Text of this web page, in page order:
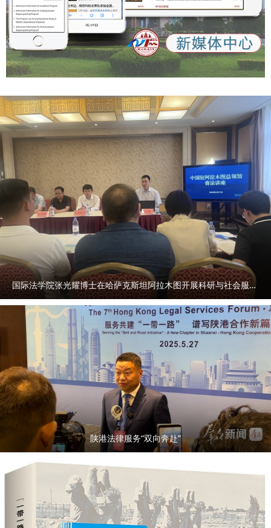
新闻记者 王姿颐） 【群众新闻】 《陕西省哲学社会科学发展
促进条例》解读
https://xzzsx.sxdaily.com.cn/app/template/displayTemplat
e/news/newsDetail/18499/11357072.html?isShare=true
核：李君）
国际法学院张光耀博士在哈萨克斯坦阿拉木图开展科研与社会服务活动
陕港法律服务“双向奔赴”